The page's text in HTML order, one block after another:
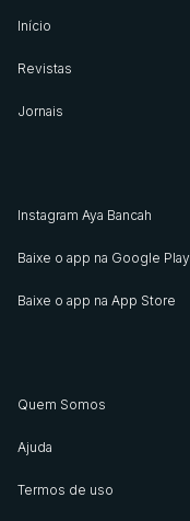
Início
Revistas
Jornais
Instagram Aya Bancah
Baixe o app na Google Play
Baixe o app na App Store
Quem Somos
Ajuda
Termos de uso